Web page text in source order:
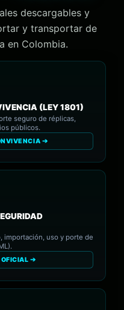
descargables y
y transportar de
en Colombia.
(LEY 1801)
seguro de réplicas,
públicos.
➔
importación, uso y porte de
OFICIAL ➔